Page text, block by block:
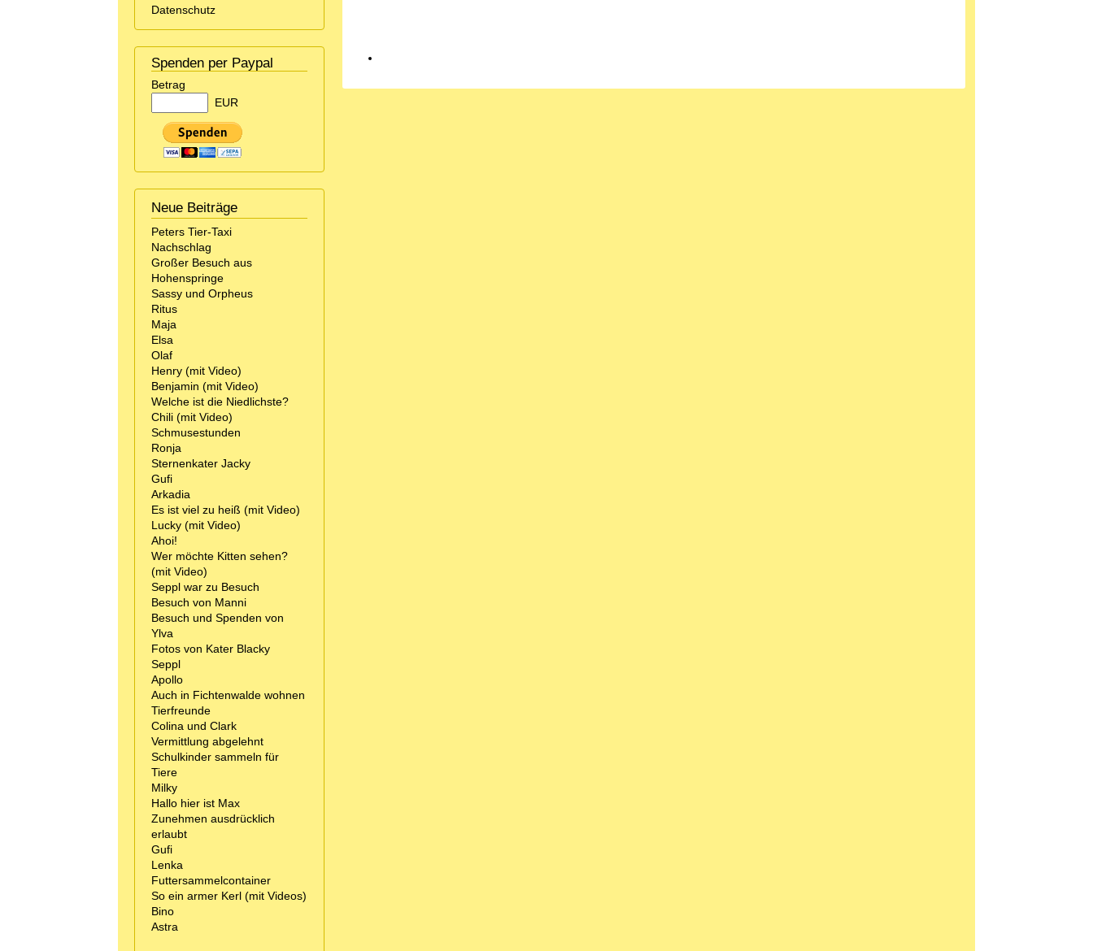
Datenschutz
Spenden per Paypal
Betrag
EUR
Neue Beiträge
Peters Tier-Taxi
Nachschlag
Großer Besuch aus
Hohenspringe
Sassy und Orpheus
Ritus
Maja
Elsa
Olaf
Henry (mit Video)
Benjamin (mit Video)
Welche ist die Niedlichste?
Chili (mit Video)
Schmusestunden
Ronja
Sternenkater Jacky
Gufi
Arkadia
Es ist viel zu heiß (mit Video)
Lucky (mit Video)
Ahoi!
Wer möchte Kitten sehen?
(mit Video)
Seppl war zu Besuch
Besuch von Manni
Besuch und Spenden von
Ylva
Fotos von Kater Blacky
Seppl
Apollo
Auch in Fichtenwalde wohnen
Tierfreunde
Colina und Clark
Vermittlung abgelehnt
Schulkinder sammeln für
Tiere
Milky
Hallo hier ist Max
Zunehmen ausdrücklich
erlaubt
Gufi
Lenka
Futtersammelcontainer
So ein armer Kerl (mit Videos)
Bino
Astra